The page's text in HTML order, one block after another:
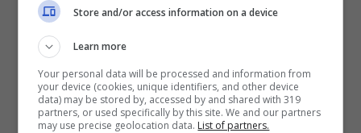
Store and/or access information on a device
Learn more
Your personal data will be processed and information from
your device (cookies, unique identifiers, and other device
data) may be stored by, accessed by and shared with 319
partners, or used specifically by this site. We and our partners
may use precise geolocation data. List of partners.